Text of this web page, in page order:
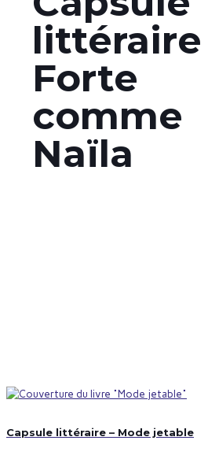
littéraire
Forte
comme
Naïla
Capsule littéraire – Mode jetable